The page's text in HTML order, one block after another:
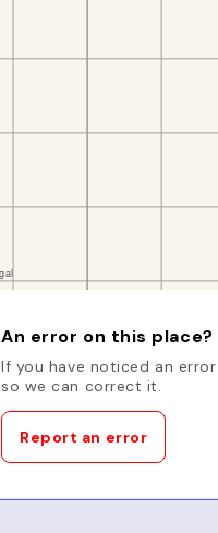
An error on this place?
If you have noticed an
so we can correct it.
Report an error